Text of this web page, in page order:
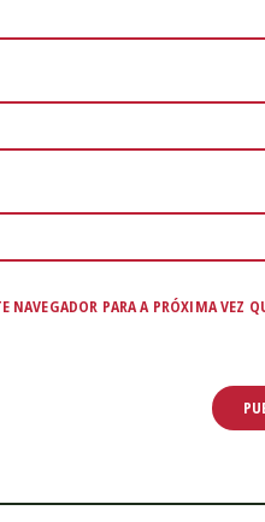
NAVEGADOR PARA A PRÓXIMA VEZ